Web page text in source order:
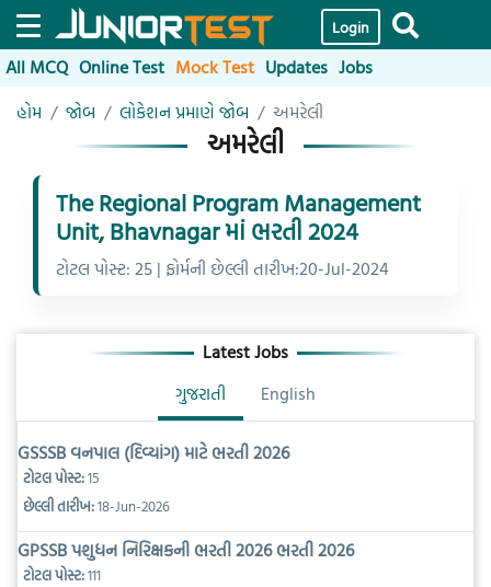
Login
All MCQ Online Test Mock Test Updates Jobs
હોમ
જોબ લોકેશન પ્રમાણે જોબ અમરેલી
અમરેલી
The Regional Program Management
Unit, Bhavnagar માં ભરતી 2024
ટોટલ પોસ્ટ: 25 | ફોર્મની છેલ્લી તારીખ:20-Jul-2024
Latest Jobs
ગુજરાતી
English
GSSSB વનપાલ (દિવ્યાંગ) માટે ભરતી 2026
ટોટલ પોસ્ટ:15
છેલ્લી તારીખ:18-Jun-2026
GPSSB પશુધન નિરિક્ષકની ભરતી 2026 ભરતી 2026
ટોટલ પોસ્ટ:111